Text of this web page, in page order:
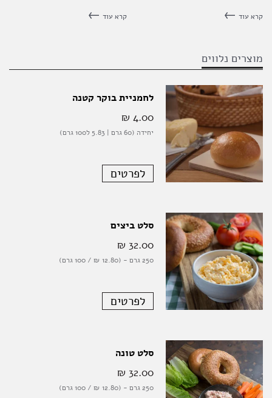
קרא עוד
משפחה, וילדים (קטנים וגדולים)
שזוללים בשבת בבוקר פנקייקים חמים
קרא עוד
מוצרים נלווים
לחמניית בוקר קטנה
4.00 ‏₪
יחידה (60 גרם | 5.83 ל100 גרם)
לפרטים
סלט ביצים
32.00 ‏₪
250 גרם - (12.80 ‏₪ / 100 גרם)
לפרטים
סלט טונה
32.00 ‏₪
250 גרם - (12.80 ‏₪ / 100 גרם)